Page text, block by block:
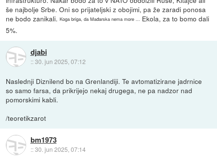
še najbolje Srbe. Oni so prijateljski z obojimi, pa že zaradi ponosa
ne bodo zanikali.Koga briga, da Mađarska nema more ... Ekola, za to bomo dali
5%.
djabi
::30. jun 2025, 07:12
Naslednji Diznilend bo na Grenlandiji. Te avtomatizirane jadrnice
so samo farsa, da prikrijejo nekaj drugega, ne pa nadzor nad
pomorskimi kabli.
/teoretikzarot
bm1973
::30. jun 2025, 07:14